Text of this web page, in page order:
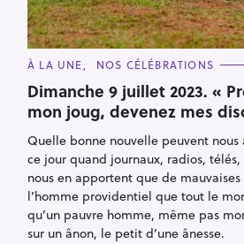
C
T
E
G
O
R
I
E
S
À LA UNE NOS CÉLÉBRATIONS
Dimanche 9 juillet 2023. «
mon joug, devenez mes
Quelle bonne nouvelle peuvent
ce jour quand journaux, radios, télés,
nous en apportent que de mauvaises
l’homme providentiel que tout le
qu’un pauvre homme, même pas
sur un ânon, le petit d’une ânesse.